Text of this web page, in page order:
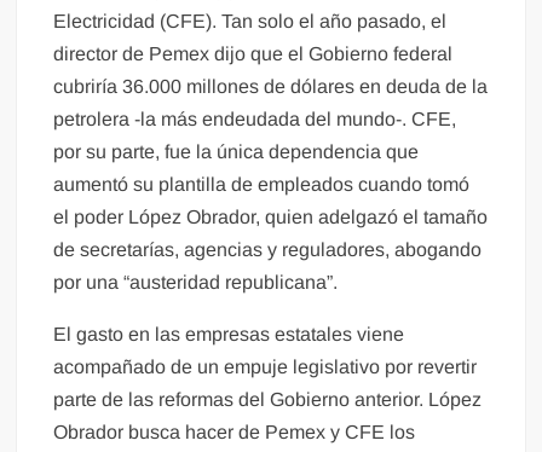
Electricidad (CFE). Tan solo el año pasado, el
director de Pemex dijo que el Gobierno federal
cubriría 36.000 millones de dólares en deuda de la
petrolera -la más endeudada del mundo-. CFE,
por su parte, fue la única dependencia que
aumentó su plantilla de empleados cuando tomó
el poder López Obrador, quien adelgazó el tamaño
de secretarías, agencias y reguladores, abogando
por una “austeridad republicana”.
El gasto en las empresas estatales viene
acompañado de un empuje legislativo por revertir
parte de las reformas del Gobierno anterior. López
Obrador busca hacer de Pemex y CFE los